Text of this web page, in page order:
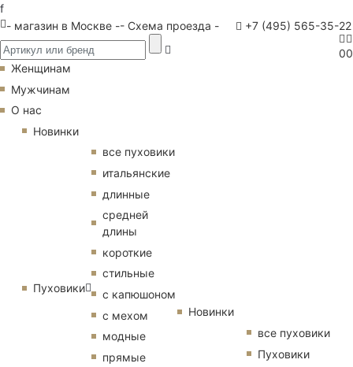
f
- магазин в Москве -- Схема проезда - +7 (495) 565-35-22
00
Женщинам
Мужчинам
О нас
Новинки
Пуховики
все пуховики
итальянские
длинные
средней
длины
короткие
стильные
с капюшоном
с мехом
модные
прямые
Новинки
все пуховики
Пуховики